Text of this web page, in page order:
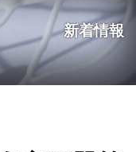
新着情報